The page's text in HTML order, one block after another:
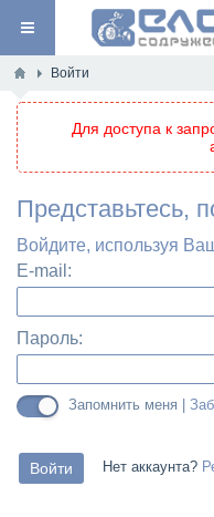
Войти
Для доступа к
Представьтесь,
Войдите, используя
E-mail:
Пароль:
Запомнить меня |
Нет аккаунта?